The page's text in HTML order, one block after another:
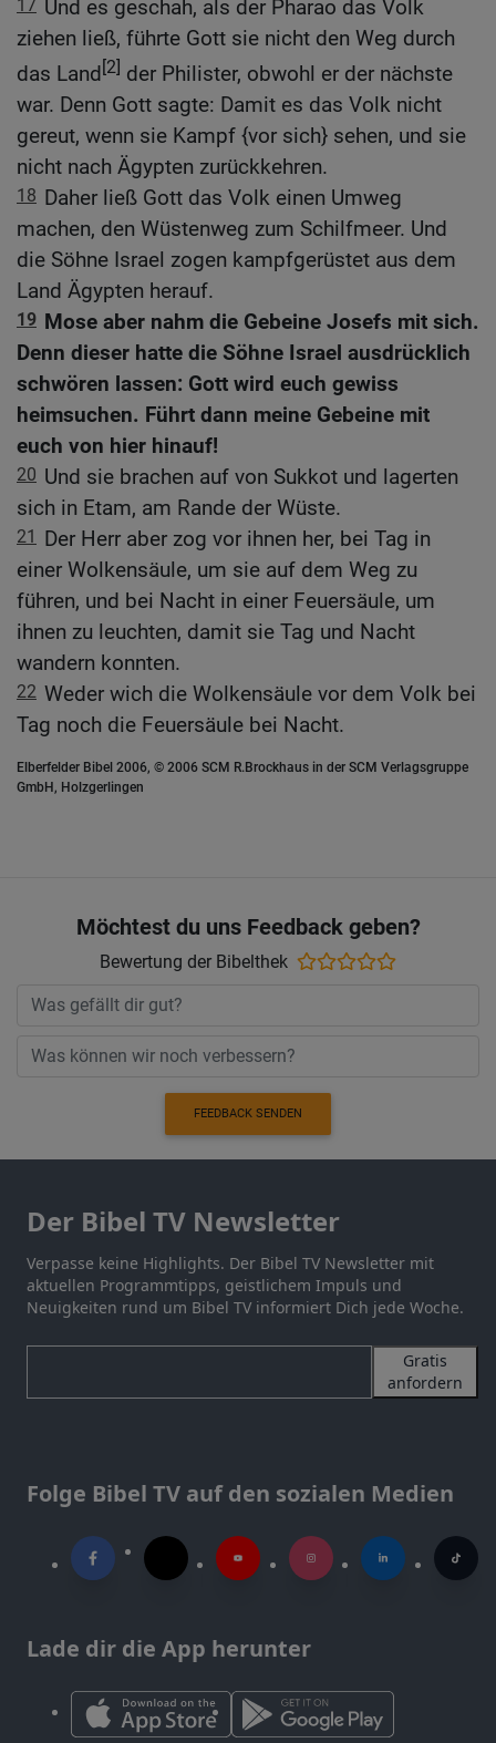
17 Und es geschah, als der Pharao das Volk
ziehen ließ, führte Gott sie nicht den Weg durch
das Land[2] der Philister, obwohl er der nächste
war. Denn Gott sagte: Damit es das Volk nicht
gereut, wenn sie Kampf {vor sich} sehen, und sie
nicht nach Ägypten zurückkehren.
18 Daher ließ Gott das Volk einen Umweg
machen, den Wüstenweg zum Schilfmeer. Und
die Söhne Israel zogen kampfgerüstet aus dem
Land Ägypten herauf.
19 Mose aber nahm die Gebeine Josefs mit sich.
Denn dieser hatte die Söhne Israel ausdrücklich
schwören lassen: Gott wird euch gewiss
heimsuchen. Führt dann meine Gebeine mit
euch von hier hinauf!
20 Und sie brachen auf von Sukkot und lagerten
sich in Etam, am Rande der Wüste.
21
Der Herr aber zog vor ihnen her, bei Tag in
einer Wolkensäule, um sie auf dem Weg zu
führen, und bei Nacht in einer Feuersäule, um
ihnen zu leuchten, damit sie Tag und Nacht
wandern konnten.
22 Weder wich die Wolkensäule vor dem Volk bei
Tag noch die Feuersäule bei Nacht.
Elberfelder Bibel 2006, © 2006 SCM R.Brockhaus in der SCM Verlagsgruppe
GmbH, Holzgerlingen
Möchtest du uns Feedback geben?
Bewertung der Bibelthek
FEEDBACK SENDEN
Der Bibel TV Newsletter
Verpasse keine Highlights. Der Bibel TV Newsletter mit
aktuellen Programmtipps, geistlichem Impuls und
Neuigkeiten rund um Bibel TV informiert Dich jede Woche.
Gratis
anfordern
Folge Bibel TV auf den sozialen Medien
Lade dir die App herunter